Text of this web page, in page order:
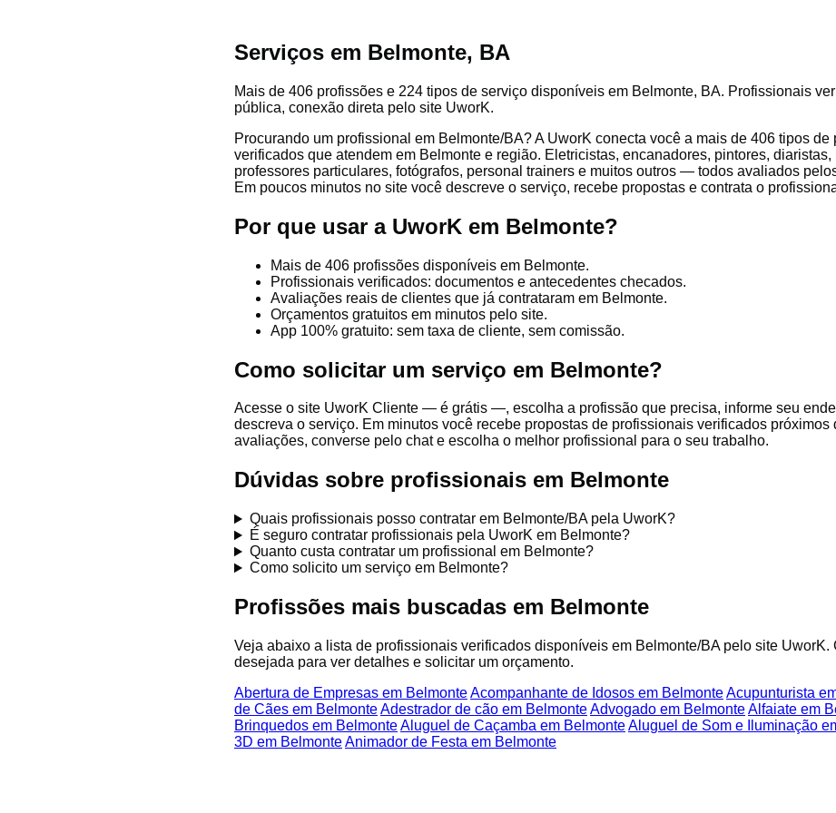
Serviços em Belmonte, BA
Mais de 406 profissões e 224 tipos de serviço disponíveis em Belmonte, BA. Profissionais
pública, conexão direta pelo site UworK.
Procurando um profissional em Belmonte/BA? A UworK conecta você a mais de 406 tipos de
verificados que atendem em Belmonte e região. Eletricistas, encanadores, pintores, diaristas,
professores particulares, fotógrafos, personal trainers e muitos outros — todos avaliados
Em poucos minutos no site você descreve o serviço, recebe propostas e contrata o
Por que usar a UworK em Belmonte?
Mais de 406 profissões disponíveis em Belmonte.
Profissionais verificados: documentos e antecedentes checados.
Avaliações reais de clientes que já contrataram em Belmonte.
Orçamentos gratuitos em minutos pelo site.
App 100% gratuito: sem taxa de cliente, sem comissão.
Como solicitar um serviço em Belmonte?
Acesse o site UworK Cliente — é grátis —, escolha a profissão que precisa, informe seu
descreva o serviço. Em minutos você recebe propostas de profissionais verificados próximos
avaliações, converse pelo chat e escolha o melhor profissional para o seu trabalho.
Dúvidas sobre profissionais em Belmonte
Quais profissionais posso contratar em Belmonte/BA pela UworK?
É seguro contratar profissionais pela UworK em Belmonte?
Quanto custa contratar um profissional em Belmonte?
Como solicito um serviço em Belmonte?
Profissões mais buscadas em Belmonte
Veja abaixo a lista de profissionais verificados disponíveis em Belmonte/BA pelo site UworK.
desejada para ver detalhes e solicitar um orçamento.
Abertura de Empresas em BelmonteAcompanhante de Idosos em BelmonteAcupunturista
de Cães em BelmonteAdestrador de cão em BelmonteAdvogado em BelmonteAlfaiate em
Brinquedos em BelmonteAluguel de Caçamba em BelmonteAluguel de Som e Iluminação
3D em BelmonteAnimador de Festa em Belmonte